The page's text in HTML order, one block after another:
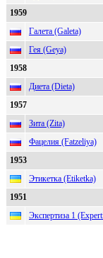
1959
Галета (Galeta)
Гея (Geya)
1958
Диета (Dieta)
1957
Зита (Zita)
Фацелия (Fatzeliya)
1953
Этикетка (Etiketka)
1951
Экспертиза 1